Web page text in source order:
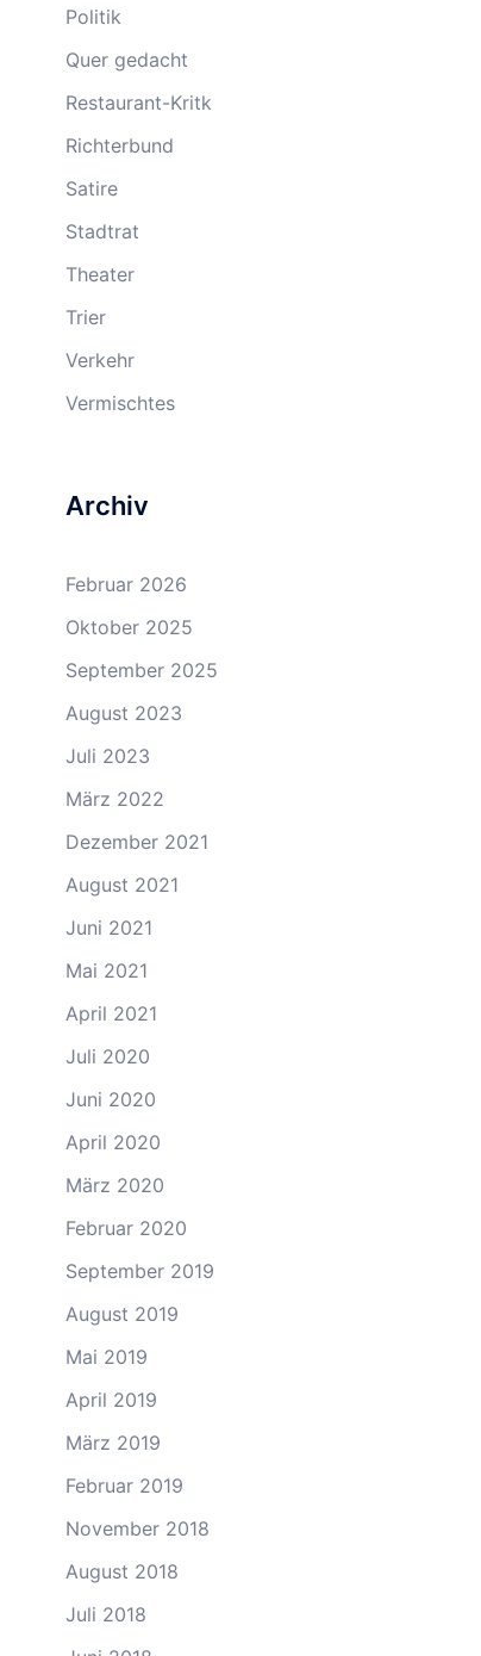
Politik
Quer gedacht
Restaurant-Kritk
Richterbund
Satire
Stadtrat
Theater
Trier
Verkehr
Vermischtes
Archiv
Februar 2026
Oktober 2025
September 2025
August 2023
Juli 2023
März 2022
Dezember 2021
August 2021
Juni 2021
Mai 2021
April 2021
Juli 2020
Juni 2020
April 2020
März 2020
Februar 2020
September 2019
August 2019
Mai 2019
April 2019
März 2019
Februar 2019
November 2018
August 2018
Juli 2018